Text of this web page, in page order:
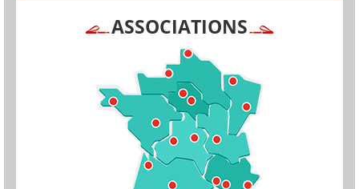
ASSOCIATIONS